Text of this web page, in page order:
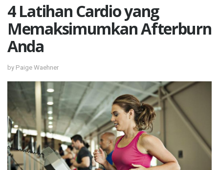
4 Latihan Cardio yang
Memaksimumkan Afterburn
Anda
by Paige Waehner